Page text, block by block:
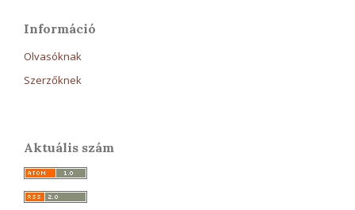
Információ
Olvasóknak
Szerzőknek
Aktuális szám